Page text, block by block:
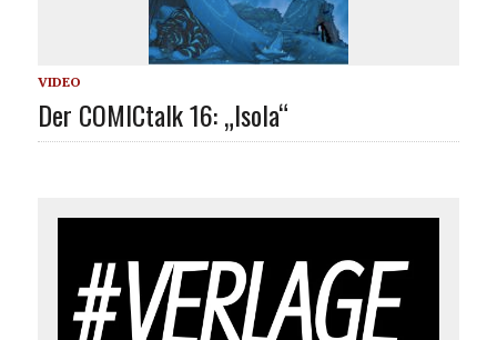
VIDEO
Der COMICtalk 16: „Isola“